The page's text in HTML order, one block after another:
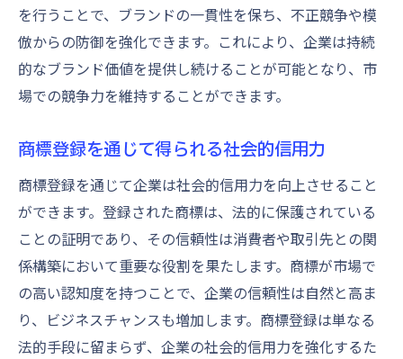
を行うことで、ブランドの一貫性を保ち、不正競争や模
倣からの防御を強化できます。これにより、企業は持続
的なブランド価値を提供し続けることが可能となり、市
場での競争力を維持することができます。
商標登録を通じて得られる社会的信用力
商標登録を通じて企業は社会的信用力を向上させること
ができます。登録された商標は、法的に保護されている
ことの証明であり、その信頼性は消費者や取引先との関
係構築において重要な役割を果たします。商標が市場で
の高い認知度を持つことで、企業の信頼性は自然と高ま
り、ビジネスチャンスも増加します。商標登録は単なる
法的手段に留まらず、企業の社会的信用力を強化するた